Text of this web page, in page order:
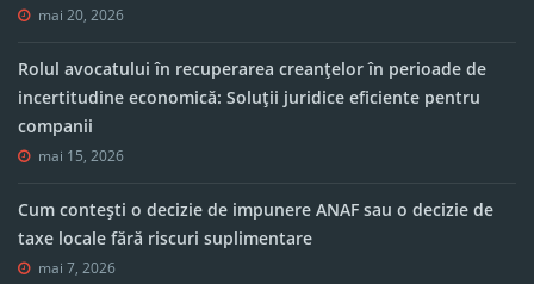
mai 20, 2026
Rolul avocatului în recuperarea creanțelor în perioade de
incertitudine economică: Soluții juridice eficiente pentru
companii
mai 15, 2026
Cum contești o decizie de impunere ANAF sau o decizie de
taxe locale fără riscuri suplimentare
mai 7, 2026